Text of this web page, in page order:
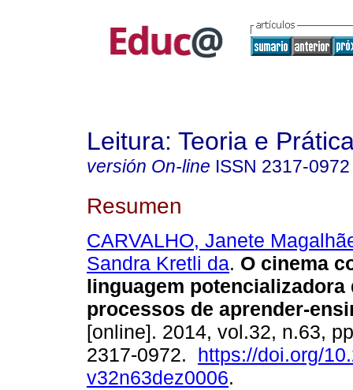
Leitura: Teoria e
versión On-line ISSN 2317-0972
Resumen
CARVALHO, Janete
Sandra Kretli da. O cinema
linguagem potencializadora
processos de aprender-
[online]. 2014, vol.32, n.63,
2317-0972. https://doi.org/
v32n63dez0006.